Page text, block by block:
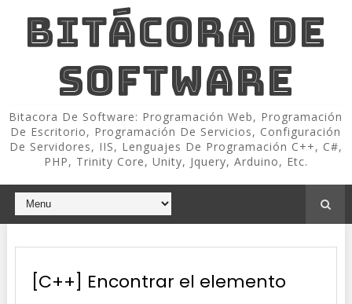
BITÁCORA DE
SOFTWARE
Bitacora De Software: Programación Web, Programación
De Escritorio, Programación De Servicios, Configuración
De Servidores, IIS, Lenguajes De Programación C++, C#,
PHP, Trinity Core, Unity, Jquery, Arduino, Etc.
[C++] Encontrar el elemento